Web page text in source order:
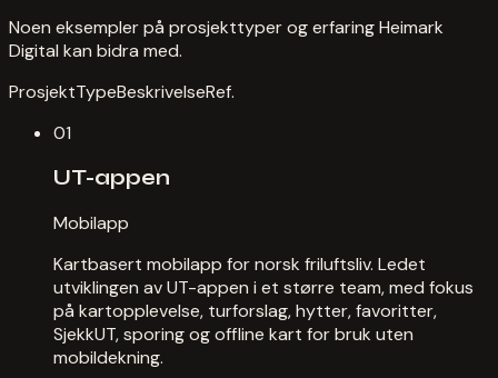
Noen eksempler på prosjekttyper og erfaring Heimark
Digital kan bidra med.
ProsjektTypeBeskrivelseRef.
01
UT-appen
Mobilapp
Kartbasert mobilapp for norsk friluftsliv. Ledet
utviklingen av UT-appen i et større team, med fokus
på kartopplevelse, turforslag, hytter, favoritter,
SjekkUT, sporing og offline kart for bruk uten
mobildekning.